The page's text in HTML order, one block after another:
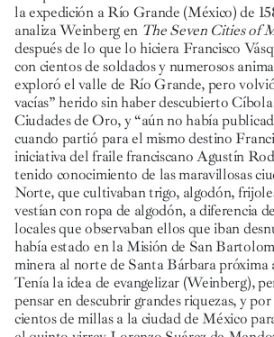
la expedición a Río Grande (México) de
analiza Weinberg en The Seven Cities of
después de lo que lo hiciera Francisco
con cientos de soldados y numerosos
exploró el valle de Río Grande, pero
vacías” herido sin haber descubierto
Ciudades de Oro, y “aún no había
cuando partió para el mismo destino
iniciativa del fraile franciscano Agustín
tenido conocimiento de las maravillosas
Norte, que cultivaban trigo, algodón,
vestían con ropa de algodón, a diferencia
locales que observaban ellos que iban
había estado en la Misión de San
minera al norte de Santa Bárbara próxima
Tenía la idea de evangelizar (Weinberg),
pensar en descubrir grandes riquezas, y
cientos de millas a la ciudad de México